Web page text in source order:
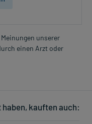
unserer
einen Arzt oder
kauften auch: